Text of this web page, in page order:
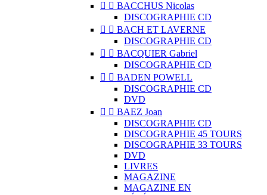
  BACCHUS Nicolas
DISCOGRAPHIE CD
  BACH ET LAVERNE
DISCOGRAPHIE CD
  BACQUIER Gabriel
DISCOGRAPHIE CD
  BADEN POWELL
DISCOGRAPHIE CD
DVD
  BAEZ Joan
DISCOGRAPHIE CD
DISCOGRAPHIE 45 TOURS
DISCOGRAPHIE 33 TOURS
DVD
LIVRES
MAGAZINE
MAGAZINE EN